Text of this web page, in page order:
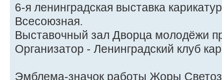
6-я ленинградская выставка
Всесоюзная.
Выставочный зал Дворца молодёжи
Организатор - Ленинградский клуб
Эмблема-значок работы Жоры